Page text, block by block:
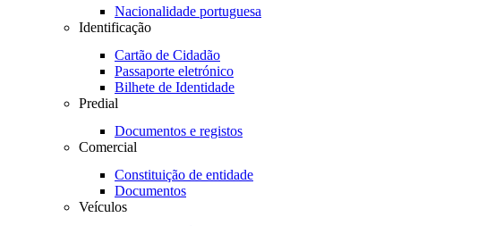
Nacionalidade portuguesa
Identificação
Cartão de Cidadão
Passaporte eletrónico
Bilhete de Identidade
Predial
Documentos e registos
Comercial
Constituição de entidade
Documentos
Veículos